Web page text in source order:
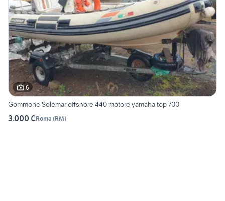
6
Gommone Solemar offshore 440 motore yamaha top 700
3.000 €Roma (RM)